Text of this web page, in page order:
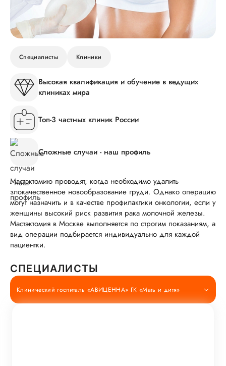
Специалисты Клиники
Высокая квалификация и обучение в ведущих
клиниках мира
Топ-3 частных клиник России
Сложные случаи - наш профиль
Мастэктомию проводят, когда необходимо удалить
злокачественное новообразование груди. Однако операцию
могут назначить и в качестве профилактики онкологии, если у
женщины высокий риск развития рака молочной железы.
Мастэктомия в Москве выполняется по строгим показаниям, а
вид операции подбирается индивидуально для каждой
пациентки.
СПЕЦИАЛИСТЫ
Клинический госпиталь «АВИЦЕННА» ГК «Мать и дитя»